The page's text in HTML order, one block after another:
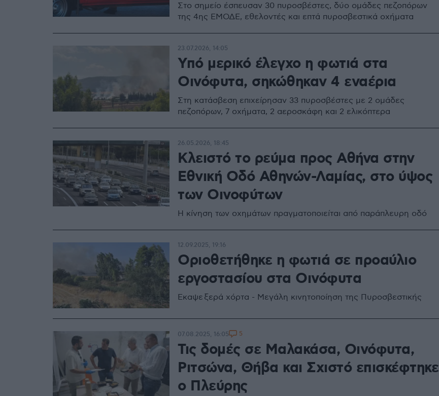
Στο σημείο έσπευσαν 30 πυροσβέστες, δύο ομάδες πεζοπόρων
της 4ης ΕΜΟΔΕ, εθελοντές και επτά πυροσβεστικά οχήματα
Υπό μερικό έλεγχο η φωτιά στα
Οινόφυτα, σηκώθηκαν 4 εναέρια
Στη κατάσβεση επιχείρησαν 33 πυροσβέστες με 2 ομάδες
πεζοπόρων, 7 οχήματα, 2 αεροσκάφη και 2 ελικόπτερα
23.07.2026, 14:05
Κλειστό το ρεύμα προς Αθήνα στην
Εθνική Οδό Αθηνών-Λαμίας, στο ύψος
των Οινοφύτων
Η κίνηση των οχημάτων πραγματοποιείται από παράπλευρη οδό
26.05.2026, 18:45
Οριοθετήθηκε η φωτιά σε προαύλιο
εργοστασίου στα Οινόφυτα
Έκαψε ξερά χόρτα - Μεγάλη κινητοποίηση της Πυροσβεστικής
12.09.2025, 19:16
Τις δομές σε Μαλακάσα, Οινόφυτα,
Ριτσώνα, Θήβα και Σχιστό επισκέφτηκε
ο Πλεύρης
07.08.2025, 16:05 5